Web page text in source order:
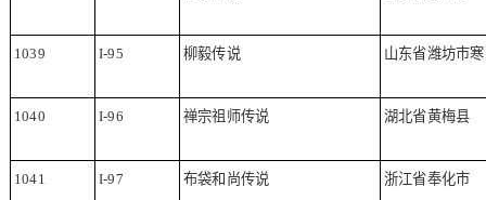
1039 I-95 柳毅传说 山东省潍坊市
1040 I-96 禅宗祖师传说 湖北省黄梅县
1041 I-97 布袋和尚传说 浙江省奉化市